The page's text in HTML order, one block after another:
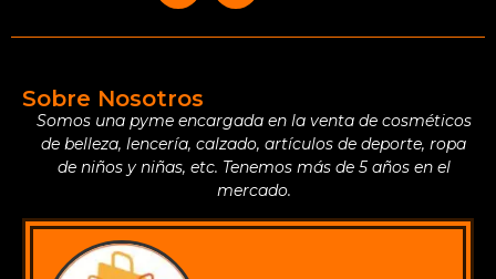
Sobre Nosotros
Somos una pyme encargada en la venta de cosméticos
de belleza, lencería, calzado, artículos de deporte, ropa
de niños y niñas, etc. Tenemos más de 5 años en el
mercado.